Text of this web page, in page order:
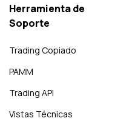
Herramienta de
Soporte
Trading Copiado
PAMM
Trading API
Vistas Técnicas